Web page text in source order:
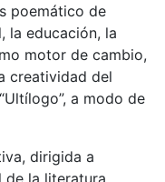
poemático de
la educación, la
motor de cambio,
creatividad del
a modo de
dirigida a
de la literatura,